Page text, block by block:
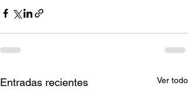
Entradas recientes Ver todo